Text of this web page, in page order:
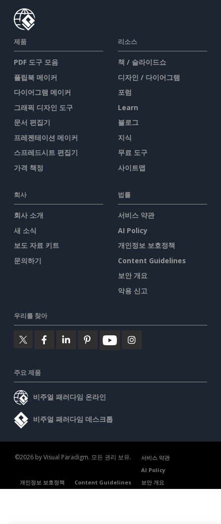
제품
PDF 도구 모음
플립북 메이커
다이어그램 메이커
그래픽 디자인 도구
문서 편집기
프레젠테이션 메이커
스프레드시트 편집기
가격 책정
리소스
책 / 슬라이드쇼
디자인 / 다이어그램
포럼
Learn
블로그
지식
무료 도구
사이트맵
회사
회사 소개
새 소식
보도 자료 키트
문의하기
법률
서비스 약관
AI Policy
개인정보 보호정책
Content Guidelines
보안 개요
악용 신고
우리를 찾아
주요 제품
비주얼 패러다임 온라인
비주얼 패러다임 데스크톱
©2026 by Visual Paradigm. 모든 권리 보유.
서비스 약관
AI Policy
개인정보 보호정책
Content Guidelines 보안 개요